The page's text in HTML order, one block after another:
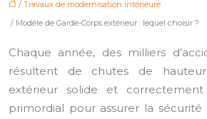
/ Travaux de modernisation intérieure
/ Modèle de Garde-Corps extérieur : lequel choisir ?
Chaque année, des milliers
résultent de chutes de
extérieur solide et
primordial pour assurer la